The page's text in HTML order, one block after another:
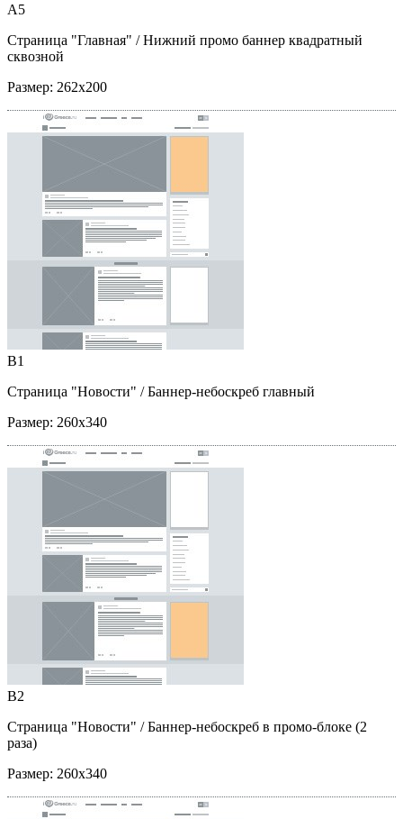
A5
Страница "Главная" / Нижний промо баннер квадратный
сквозной
Размер: 262x200
B1
Страница "Новости" / Баннер-небоскреб главный
Размер: 260x340
B2
Страница "Новости" / Баннер-небоскреб в промо-блоке (2
раза)
Размер: 260x340